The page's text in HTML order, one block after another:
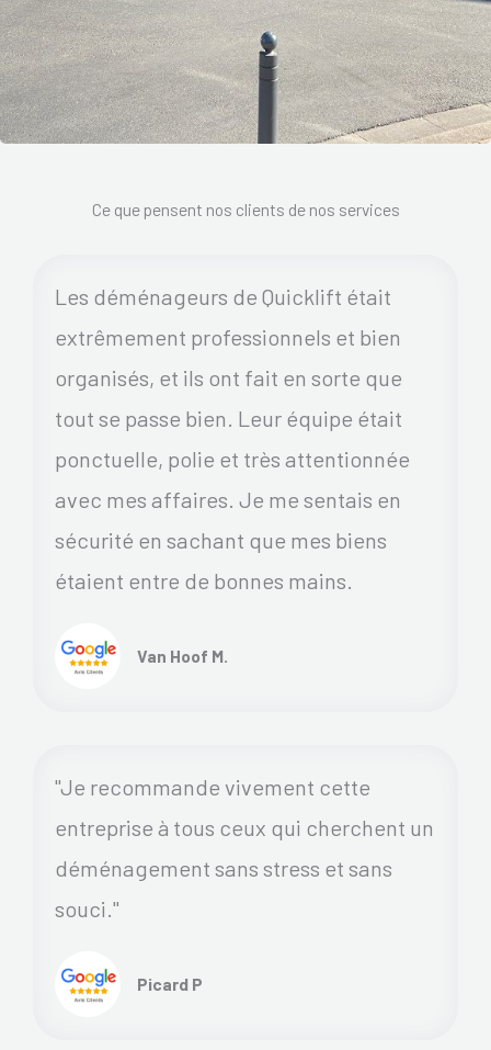
Ce que pensent nos clients de nos services
Les déménageurs de Quicklift était
extrêmement professionnels et bien
organisés, et ils ont fait en sorte que
tout se passe bien. Leur équipe était
ponctuelle, polie et très attentionnée
avec mes affaires. Je me sentais en
sécurité en sachant que mes biens
étaient entre de bonnes mains.
Van Hoof M.
"Je recommande vivement cette
entreprise à tous ceux qui cherchent un
déménagement sans stress et sans
souci."
Picard P